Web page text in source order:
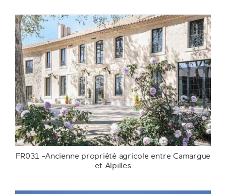
FR055 – Un mas en Camargue
FR031 -Ancienne propriété agricole entre Camargue
et Alpilles